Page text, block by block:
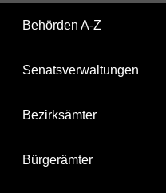
Behörden A-Z
Senatsverwaltungen
Bezirksämter
Bürgerämter